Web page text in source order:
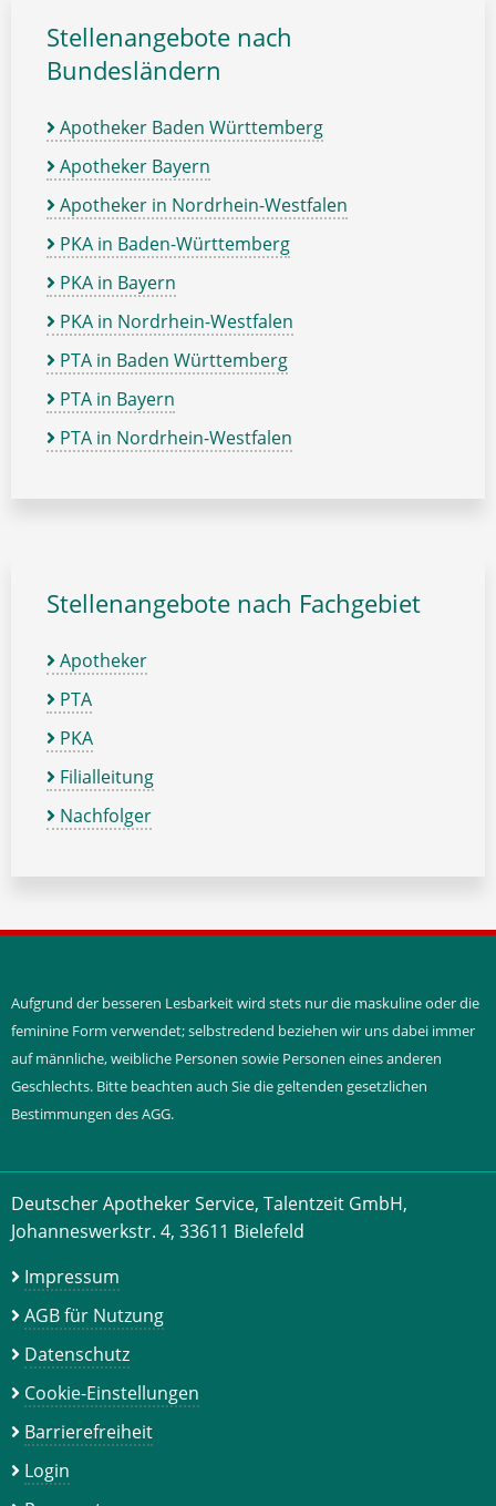
Stellenangebote nach
Bundesländern
Apotheker Baden Württemberg
Apotheker Bayern
Apotheker in Nordrhein-Westfalen
PKA in Baden-Württemberg
PKA in Bayern
PKA in Nordrhein-Westfalen
PTA in Baden Württemberg
PTA in Bayern
PTA in Nordrhein-Westfalen
Stellenangebote nach Fachgebiet
Apotheker
PTA
PKA
Filialleitung
Nachfolger
Aufgrund der besseren Lesbarkeit wird stets nur die maskuline oder die
feminine Form verwendet; selbstredend beziehen wir uns dabei immer
auf männliche, weibliche Personen sowie Personen eines anderen
Geschlechts. Bitte beachten auch Sie die geltenden gesetzlichen
Bestimmungen des AGG.
Deutscher Apotheker Service, Talentzeit GmbH,
Johanneswerkstr. 4, 33611 Bielefeld
Impressum
AGB für Nutzung
Datenschutz
Cookie-Einstellungen
Barrierefreiheit
Login